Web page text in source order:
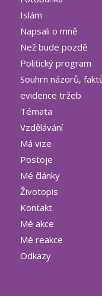
Islám
Napsali o mně
Než bude pozdě
Politický program
Souhrn názorů,
evidence tržeb
Témata
Vzdělávání
Má vize
Postoje
Mé články
Životopis
Kontakt
Mé akce
Mé reakce
Odkazy